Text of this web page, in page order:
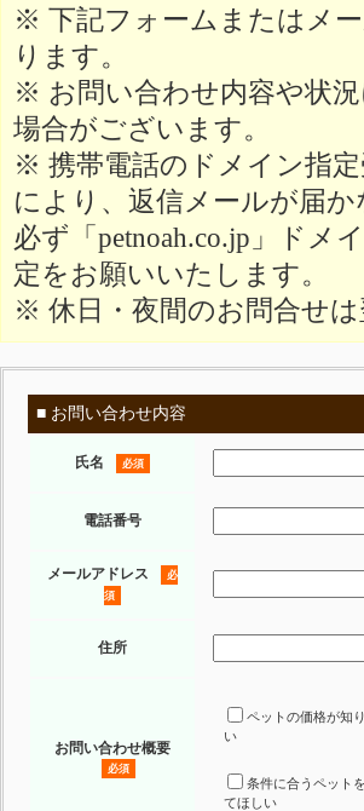
※ 下記フォームまたはメ
ります。
※ お問い合わせ内容や状
場合がございます。
※ 携帯電話のドメイン指
により、返信メールが届
必ず「petnoah.co.jp」ドメ
定をお願いいたします。
※ 休日・夜間のお問合せ
■ お問い合わせ内容
氏名 必須
電話番号
メールアドレス
必
須
住所
お問い合わせ概要
必須
ペットの価格が知
い
条件に合うペット
てほしい